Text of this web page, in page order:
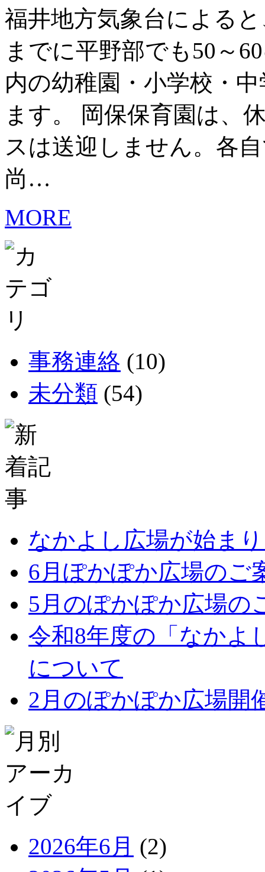
福井地方気象台による
までに平野部でも50～
内の幼稚園・小学校・
ます。 岡保保育園は、
スは送迎しません。各
尚…
MORE
事務連絡 (10)
未分類 (54)
なかよし広場が始ま
6月ぽかぽか広場のご
5月のぽかぽか広場の
令和8年度の「なかよ
について
2月のぽかぽか広場開
2026年6月 (2)